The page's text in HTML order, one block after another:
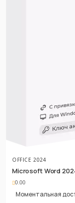
OFFICE 2024
Microsoft Word
0.00
Моментальная